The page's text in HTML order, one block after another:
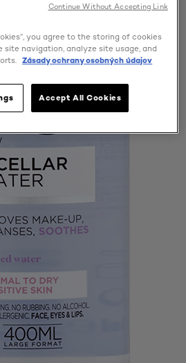
you agree to the storing of cookies
site navigation, analyze site usage, and
Zásady ochrany osobných údajov
Accept All Cookies
Continue Without Accepting Link